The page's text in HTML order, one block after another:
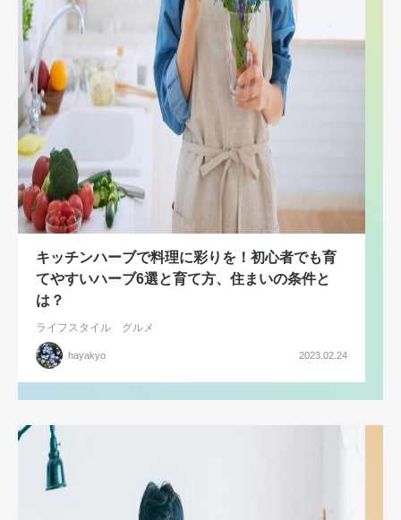
キッチンハーブで料理に彩りを！初心者でも育
てやすいハーブ6選と育て方、住まいの条件と
は？
ライフスタイル グルメ
hayakyo 2023.02.24